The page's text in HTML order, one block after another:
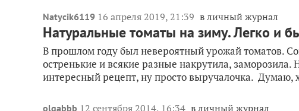
Natycik6119 16 апреля 2019, 21:39 в личный журнал
Натуральные томаты на зиму. Легко и
В прошлом году был невероятный урожай томатов.
остренькие и всякие разные накрутила,
интересный рецепт, ну просто выручалочка. Думаю,
olgabbb 12 сентября 2014, 16:34 в личный журнал